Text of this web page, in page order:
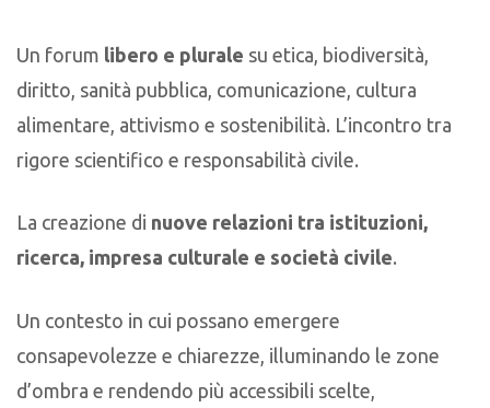
Un forum libero e plurale su etica, biodiversità,
diritto, sanità pubblica, comunicazione, cultura
alimentare, attivismo e sostenibilità. L’incontro tra
rigore scientifico e responsabilità civile.
La creazione di nuove relazioni tra istituzioni,
ricerca, impresa culturale e società civile.
Un contesto in cui possano emergere
consapevolezze e chiarezze, illuminando le zone
d’ombra e rendendo più accessibili scelte,